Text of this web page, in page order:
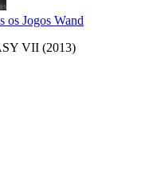
os Jogos Wand
VII (2013)